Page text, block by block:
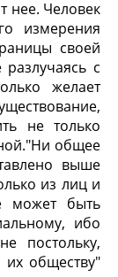
нее. Человек
измерения
своей
с
желает
не только
общее
выше
из лиц и
может быть
ибо
постольку,
их обществу"